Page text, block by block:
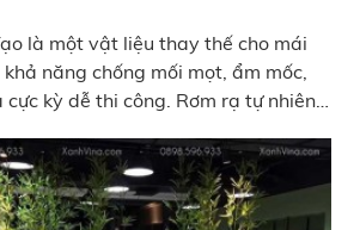
là một vật liệu thay thế cho mái
năng chống mối mọt, ẩm mốc,
kỳ dễ thi công. Rơm rạ tự nhiên,
thường được sử dụng sau mỗi mùa
dụng trong nhiều mục đích khác
việc lợp mái nhà.